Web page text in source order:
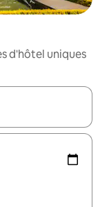
d'hôtel uniques
flèches vers le